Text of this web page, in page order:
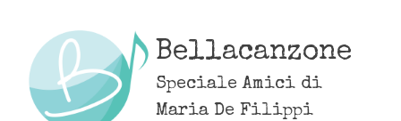
content
Bellacanzone
Speciale Amici di
Maria De Filippi